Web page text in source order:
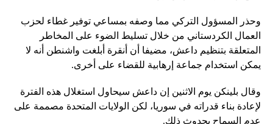
وحذر المسؤول التركي مما وصفه بمساعي توفير غطاء لحزب
العمال الكردستاني من خلال تسليط الضوء على المخاطر
المتعلقة بتنظيم داعش، مضيفا أن أنقرة أبلغت واشنطن أنه لا
يمكن استخدام جماعة إرهابية للقضاء على أخرى.
وقال بلينكن يوم الاثنين إن داعش سيحاول استغلال هذه الفترة
لإعادة بناء قدراته في سوريا، لكن الولايات المتحدة مصممة على
عدم السماح بحدوث ذلك.